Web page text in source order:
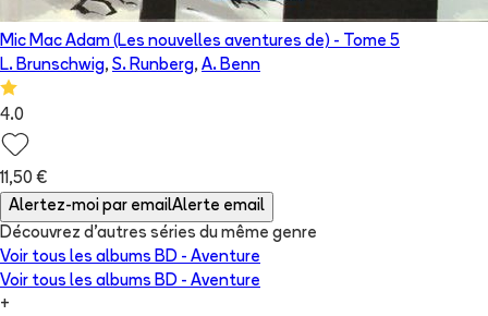
Mic Mac Adam (Les nouvelles aventures de) - Tome 5
L. Brunschwig, S. Runberg, A. Benn
4.0
11,50 €
Alertez-moi par emailAlerte email
Découvrez d'autres séries du même genre
Voir tous les albums BD - Aventure
Voir tous les albums BD - Aventure
+